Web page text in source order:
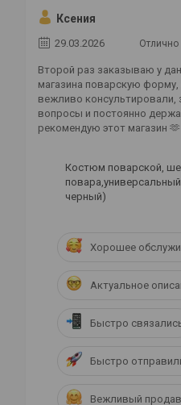
Ксения
29.03.2026 Отлично
Второй раз заказываю у
магазина поварскую форму,
вежливо консультировали,
вопросы и постоянно
рекомендую этот магазин 🫶
Костюм поварской,
черный)
Хорошее
Актуальное
Быстро
Быстро
Вежливый